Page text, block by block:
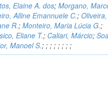
Elaine A. dos;Morgano,
Alline Emannuele C.;Oliveira,
R.;Monteiro, Maria Lúcia G.;
Eliane T.; Caliari, Márcio;
Manoel S.;;;;;;;;